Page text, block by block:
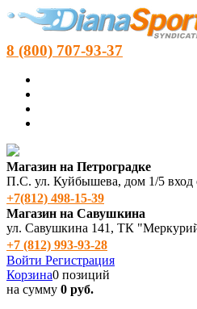
8 (800) 707-93-37
Магазин на Петроградке
П.С. ул. Куйбышева, дом 1/5 вход
+7(812) 498‑15-39
Магазин на Савушкина
ул. Савушкина 141, ТК
+7 (812) 993-93-28
Войти Регистрация
Корзина0 позиций
на сумму 0 руб.